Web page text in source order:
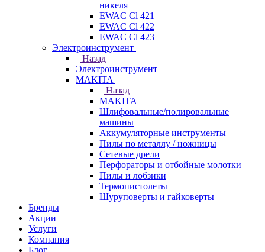
никеля
EWAC Cl 421
EWAC Cl 422
EWAC Cl 423
Электроинструмент
Назад
Электроинструмент
МAKITA
Назад
МAKITA
Шлифовальные/полировальные
машины
Аккумуляторные инструменты
Пилы по металлу / ножницы
Сетевые дрели
Перфораторы и отбойные молотки
Пилы и лобзики
Термопистолеты
Шуруповерты и гайковерты
Бренды
Акции
Услуги
Компания
Блог